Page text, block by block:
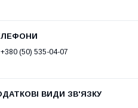
+380 (50) 535-04-07